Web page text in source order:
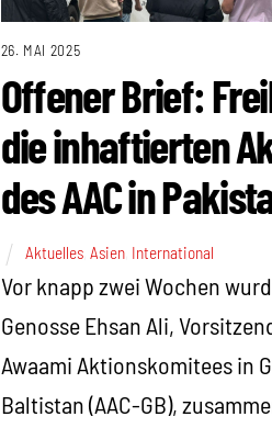
26. MAI 2025
Offener Brief:
die inhaftierten
des AAC in
Aktuelles, Asien, International
Vor knapp zwei Wochen
Genosse Ehsan Ali,
Awaami Aktionskomitees in
Baltistan (AAC-GB),